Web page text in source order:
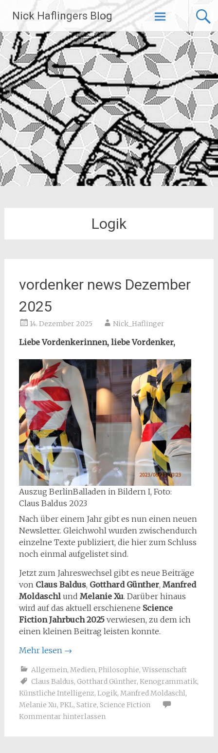
Inhalt
springen
Nick Haflingers Blog
Logik
vordenker news Dezember
2025
14. Dezember 2025 Nick_Haflinger
Liebe Vordenkerinnen, liebe Vordenker,
Auszug BerlinBalladen in Bildern I, Foto:
Claus Baldus 2023
Nach über einem Jahr gibt es nun einen neuen
Newsletter. Gleichwohl wurden zwischendurch
einzelne Texte publiziert, die hier zum Schluss
noch einmal aufgelistet sind.
Jetzt zum Jahreswechsel gibt es neue Beiträge
von Claus Baldus, Gotthard Günther, Manfred
Moldaschlund Melanie Xu. Darüber hinaus
wird auf das aktuell erschienene Science
Fiction Jahrbuch 2025verwiesen, zu dem ich
einen kleinen Beitrag leisten konnte.
Mehr lesen →
Allgemein, Medien, Philosophie, Wissenschaft
Claus Baldus, Gotthard Günther, Kenogrammatik,
Künstliche Intelligenz, Logik, Manfred Moldaschl,
Melanie Xu, PKL, Satire, Science Fiction
Kommentar hinterlassen